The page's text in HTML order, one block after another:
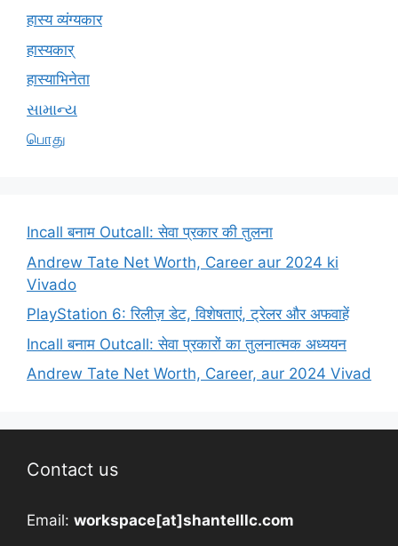
हास्य व्यंग्यकार
हास्यकार्
हास्याभिनेता
સામાન્ય
பொது
Incall बनाम Outcall: सेवा प्रकार की तुलना
Andrew Tate Net Worth, Career aur 2024 ki
Vivado
PlayStation 6: रिलीज़ डेट, विशेषताएं, ट्रेलर और अफवाहें
Incall बनाम Outcall: सेवा प्रकारों का तुलनात्मक अध्ययन
Andrew Tate Net Worth, Career, aur 2024 Vivad
Contact us
Email: workspace[at]shantelllc.com